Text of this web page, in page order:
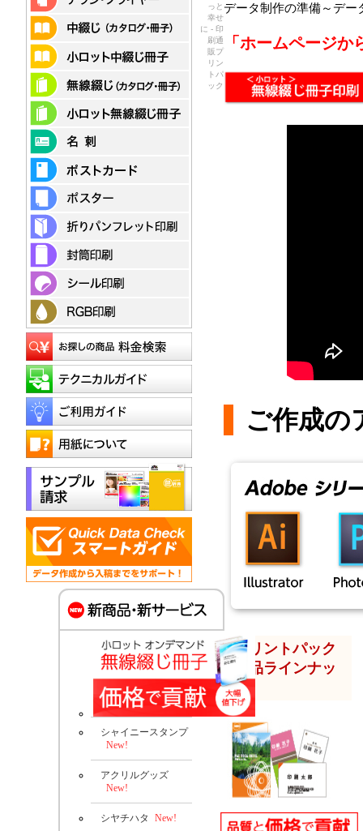
データ制作の準備～デー
「ホームページか
ご作成の
シャイニースタンプ
New!
アクリルグッズ
New!
シヤチハタ New!
プリントパック
商品ラインナッ
プ
っと
幸せ
に - 印
刷通
販プ
リン
トパ
ック